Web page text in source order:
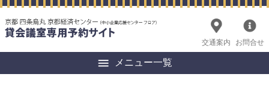
交通案内 お問合せ
メニュー一覧